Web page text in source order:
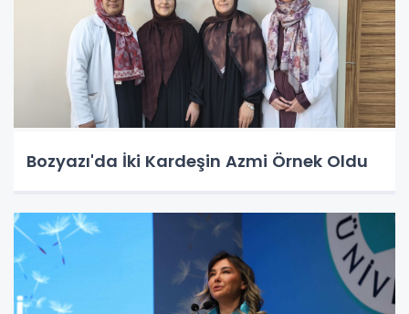
Bozyazı'da İki Kardeşin Azmi Örnek Oldu